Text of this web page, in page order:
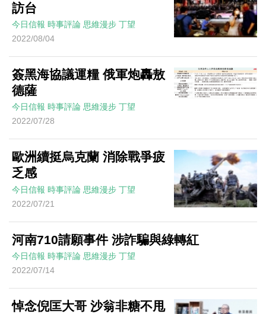
訪台
今日信報 時事評論 思維漫步 丁望
2022/08/04
簽黑海協議運糧 俄軍炮轟敖
德薩
今日信報 時事評論 思維漫步 丁望
2022/07/28
歐洲續挺烏克蘭 消除戰爭疲
乏感
今日信報 時事評論 思維漫步 丁望
2022/07/21
河南710請願事件 涉詐騙與綠轉紅
今日信報 時事評論 思維漫步 丁望
2022/07/14
悼念倪匡大哥 沙翁非糖不甩